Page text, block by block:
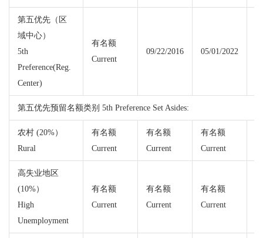
第五优先（区
域中心）
5th
Preference(Reg.
Center)
有名额
Current
09/22/2016 05/01/2022
第五优先预留名额类别 5th Preference Set Asides:
农村 (20%）
Rural
有名额
Current
有名额
Current
有名额
Current
高失业地区
(10%）
High
Unemployment
有名额
Current
有名额
Current
有名额
Current